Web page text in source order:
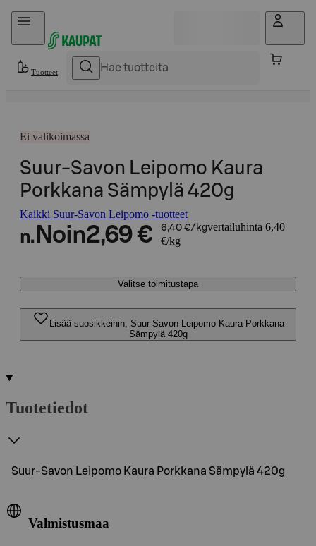
Hyppää sisältöön
Tuotteet
Ei valikoimassa
Suur-Savon Leipomo Kaura
Porkkana Sämpylä 420g
Kaikki Suur-Savon Leipomo -tuotteet
n. Noin2,69 € 6,40 €/kgvertailuhinta 6,40
€/kg
Valitse toimitustapa
Lisää suosikkeihin, Suur-Savon Leipomo Kaura Porkkana
Sämpylä 420g
Tuotetiedot
Suur-Savon Leipomo Kaura Porkkana Sämpylä 420g
Valmistusmaa